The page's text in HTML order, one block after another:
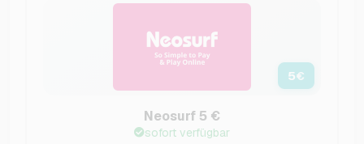
5€
Neosurf 5 €
sofort verfügbar